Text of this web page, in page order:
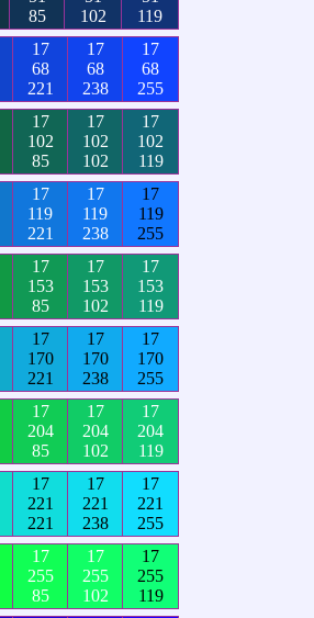
85
102
119
17
68
221
17
68
238
17
68
255
17
102
85
17
102
102
17
102
119
17
119
221
17
119
238
17
119
255
17
153
85
17
153
102
17
153
119
17
170
221
17
170
238
17
170
255
17
204
85
17
204
102
17
204
119
17
221
221
17
221
238
17
221
255
17
255
85
17
255
102
17
255
119